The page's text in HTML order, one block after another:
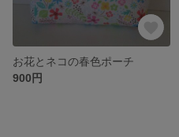
お花とネコの春色ポーチ
900円